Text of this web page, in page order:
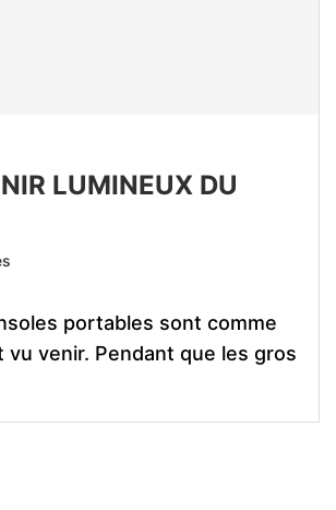
LUMINEUX DU
portables sont comme
vu venir. Pendant que les gros